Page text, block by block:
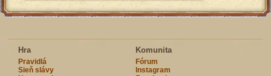
Hra
Pravidlá
Sieň slávy
Komunita
Fórum
Instagram